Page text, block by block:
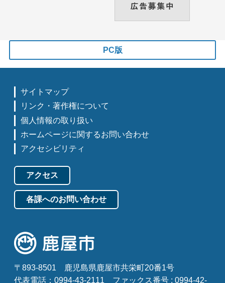
PC版
サイトマップ
リンク・著作権について
個人情報の取り扱い
ホームページに関するお問い合わせ
アクセシビリティ
アクセス
各課へのお問い合わせ
〒893-8501
鹿児島県鹿屋市共栄町20番1号
代表電話：0994-43-2111
ファックス番号 : 0994-42-